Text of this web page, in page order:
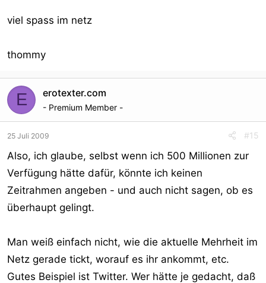
viel spass im netz
thommy
E erotexter.com
- Premium Member -
25 Juli 2009 #15
Also, ich glaube, selbst wenn ich 500 Millionen zur
Verfügung hätte dafür, könnte ich keinen
Zeitrahmen angeben - und auch nicht sagen, ob es
überhaupt gelingt.
Man weiß einfach nicht, wie die aktuelle Mehrheit im
Netz gerade tickt, worauf es ihr ankommt, etc.
Gutes Beispiel ist Twitter. Wer hätte je gedacht, daß